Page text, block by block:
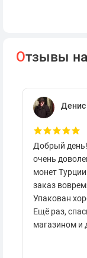
Отзывы
Денис
Добрый
очень
монет
заказ
Упакован
Ещё раз,
магазином и